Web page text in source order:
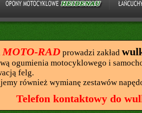
MOTO-RAD prowadzi zakład
ogumienia motocyklowego i
felg.
również wymianę zestawów
Telefon kontaktowy do